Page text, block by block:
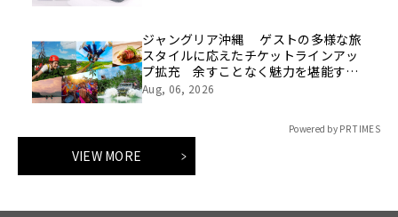
ジャングリア沖縄 ゲストの多様な旅
スタイルに応えたチケットラインアッ
プ拡充 余すことなく魅力を堪能する
「ロイヤルチケット」新登場
Aug, 06, 2026
Powered by PR TIMES
VIEW MORE